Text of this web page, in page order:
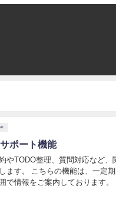
AI
ポート機能
やTODO整理、質問対応など、
ます。 こちらの機能は、一定期
で情報をご案内しております。